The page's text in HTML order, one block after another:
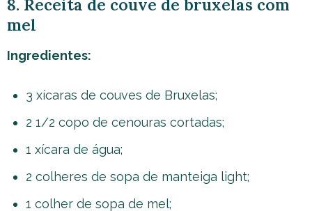
8. Receita de couve de bruxelas com
mel
Ingredientes:
3 xícaras de couves de Bruxelas;
2 1/2 copo de cenouras cortadas;
1 xícara de água;
2 colheres de sopa de manteiga light;
1 colher de sopa de mel;